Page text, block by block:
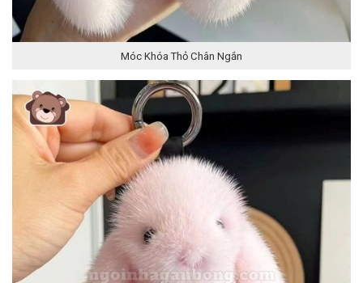
Móc Khóa Thỏ Chân Ngắn